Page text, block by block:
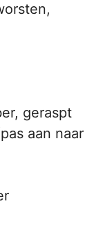
geraspt
aan naar